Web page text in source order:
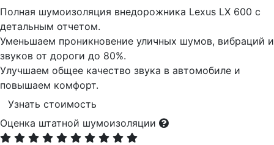
Полная шумоизоляция внедорожника Lexus LX 600 с
детальным отчетом.
Уменьшаем проникновение уличных шумов, вибраций и
звуков от дороги до 80%.
Улучшаем общее качество звука в автомобиле и
повышаем комфорт.
Узнать стоимость
Оценка штатной шумоизоляции